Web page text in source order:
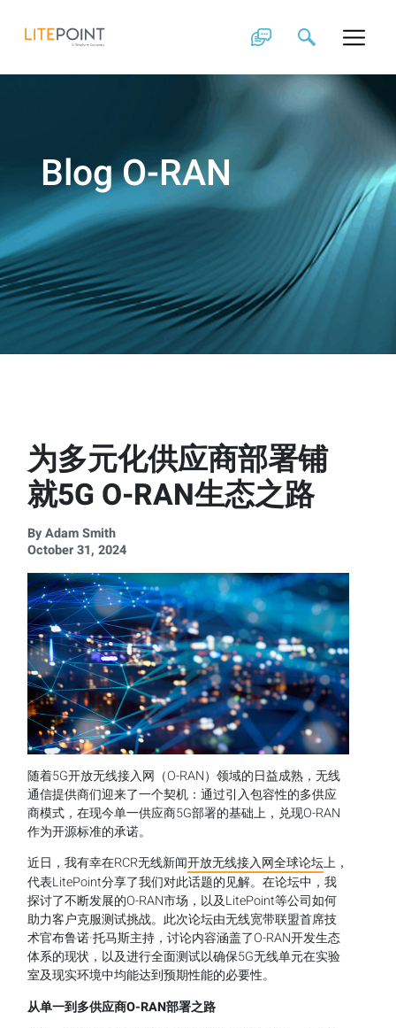
content
Blog O-RAN
为多元化供应商部署铺
就5G O-RAN生态之路
By Adam Smith
October 31, 2024
随着5G开放无线接入网（O-RAN）领域的日益成熟，无线
通信提供商们迎来了一个契机：通过引入包容性的多供应
商模式，在现今单一供应商5G部署的基础上，兑现O-RAN
作为开源标准的承诺。
近日，我有幸在RCR无线新闻开放无线接入网全球论坛上，
代表LitePoint分享了我们对此话题的见解。在论坛中，我
探讨了不断发展的O-RAN市场，以及LitePoint等公司如何
助力客户克服测试挑战。此次论坛由无线宽带联盟首席技
术官布鲁诺·托马斯主持，讨论内容涵盖了O-RAN开发生态
体系的现状，以及进行全面测试以确保5G无线单元在实验
室及现实环境中均能达到预期性能的必要性。
从单一到多供应商O-RAN部署之路